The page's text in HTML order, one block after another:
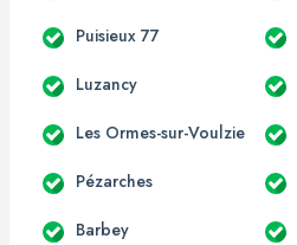
Puisieux 77
Luzancy
Les Ormes-sur-Voulzie
Pézarches
Barbey